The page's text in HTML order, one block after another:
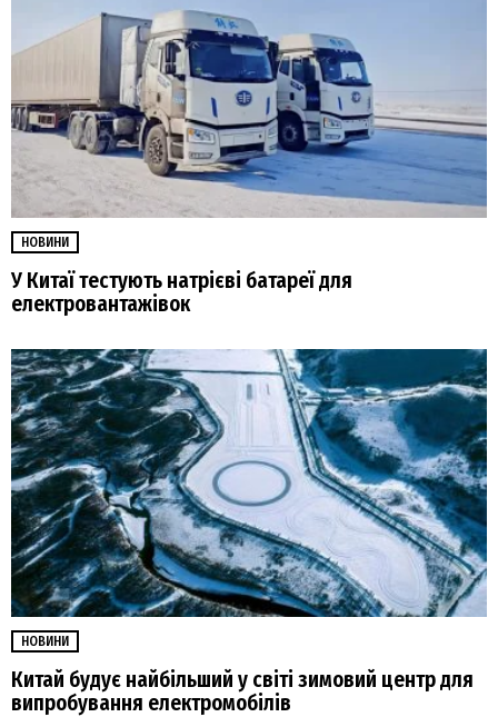
НОВИНИ
У Китаї тестують натрієві батареї для
електровантажівок
НОВИНИ
Китай будує найбільший у світі зимовий центр для
випробування електромобілів